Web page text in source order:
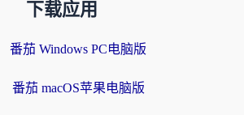
下载应用
番茄 Windows PC电脑版
番茄 macOS苹果电脑版